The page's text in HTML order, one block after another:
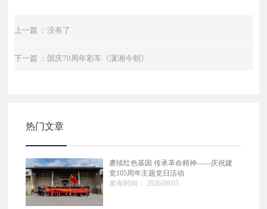
上一篇 ：没有了
下一篇 ：国庆70周年彩车《潇湘今朝》
热门文章
赓续红色基因 传承革命精神——庆祝建
党105周年主题党日活动
发布时间： 2026/08/05